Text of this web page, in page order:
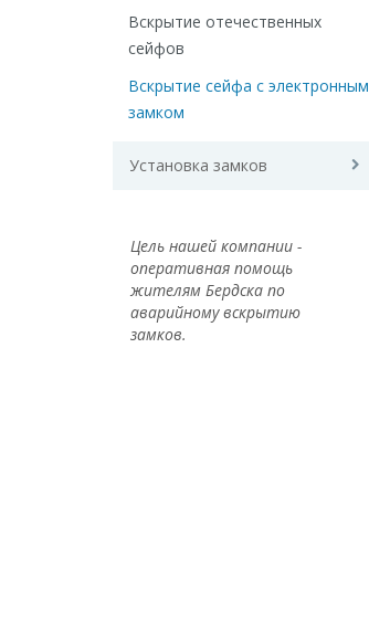
Вскрытие отечественных
сейфов
Вскрытие сейфа с электронным
замком
Установка замков
Цель нашей компании -
оперативная помощь
жителям Бердска по
аварийному вскрытию
замков.